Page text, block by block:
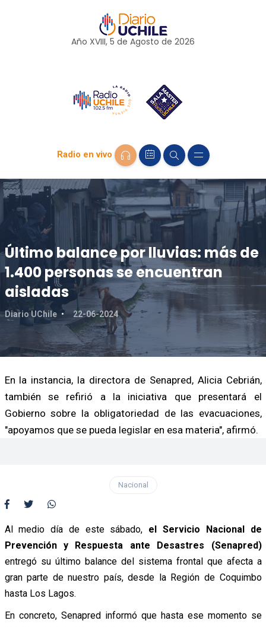
Año XVIII, 5 de Agosto de 2026
Radio en vivo
Último balance por lluvias: más de
1.400 personas se encuentran
aisladas
Diario UChile 22-06-2024
En la instancia, la directora de Senapred, Alicia Cebrián,
también se refirió a la iniciativa que presentará el
Gobierno sobre la obligatoriedad de las evacuaciones,
"apoyamos que se pueda legislar en esa materia", afirmó.
Nacional
Al medio día de este sábado, el Servicio Nacional de
Prevención y Respuesta ante Desastres (Senapred)
entregó su último balance del sistema frontal que afecta a
gran parte de nuestro país, desde la Región de Coquimbo
hasta Los Lagos.
En concreto, Senapred informó que hasta ese momento se